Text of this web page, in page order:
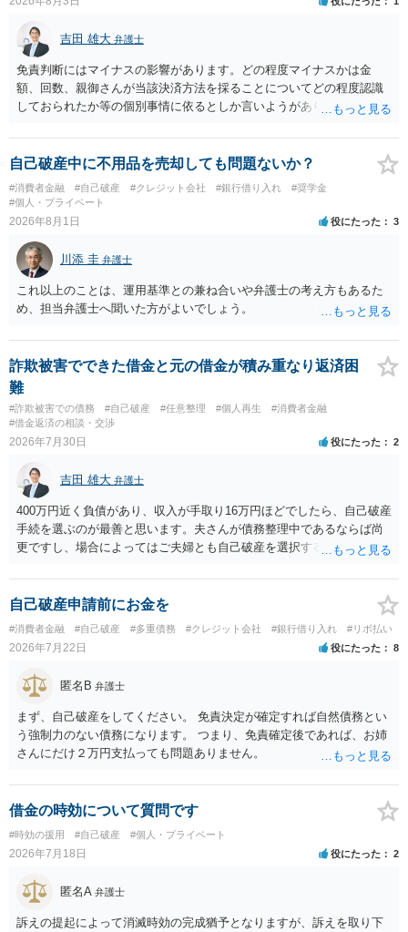
吉田 雄大 弁護士
免責判断にはマイナスの影響があります。どの程度マイナスかは金
額、回数、親御さんが当該決済方法を採ることについてどの程度認識
しておられたか等の個別事情に依るとしか言いようがありません。 と
なって相談し、善後策を考えることをお勧めします。
自己破産中に不用品を売却しても問題ないか？
#消費者金融 #自己破産 #クレジット会社 #銀行借り入れ
#奨学金
#個人・プライベート
2026年8月1日 役にたった 3
川添 圭 弁護士
これ以上のことは、運用基準との兼ね合いや弁護士の考え方もあるた
め、担当弁護士へ聞いた方がよいでしょう。
詐欺被害でできた借金と元の借金が積み重なり返済困
難
#詐欺被害での債務 #自己破産 #任意整理 #個人再生
#消費者金融
#借金返済の相談・交渉
2026年7月30日 役にたった 2
吉田 雄大 弁護士
400万円近く負債があり、収入が手取り16万円ほどでしたら、自己破産
手続を選ぶのが最善と思います。夫さんが債務整理中であるならば尚
更ですし、場合によってはご夫婦とも自己破産を選択する方法もある
自己破産申請前にお金を
#消費者金融 #自己破産 #多重債務 #クレジット会社 #銀行借り入れ #リボ払い
2026年7月22日 役にたった 8
匿名B 弁護士
まず、自己破産をしてください。 免責決定が確定すれば自然債務とい
う強制力のない債務になります。 つまり、免責確定後であれば、お姉
さんにだけ２万円支払っても問題ありません。
借金の時効について質問です
#時効の援用 #自己破産 #個人・プライベート
2026年7月18日 役にたった 2
匿名A 弁護士
訴えの提起によって消滅時効の完成猶予となりますが、訴えを取り下